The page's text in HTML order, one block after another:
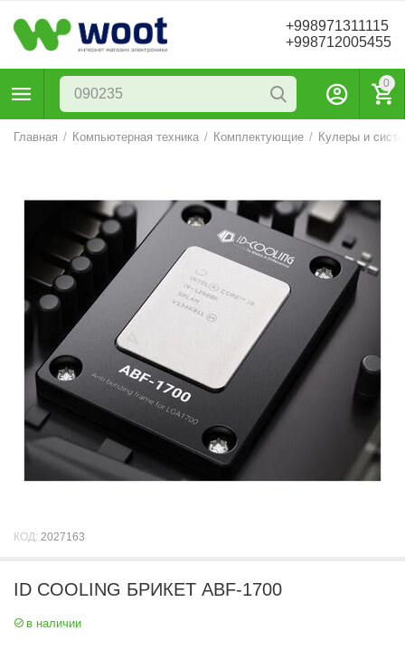
+998971311115
+998712005455
0
Главная / Компьютерная техника / Комплектующие / Кулеры и
КОД: 2027163
ID COOLING БРИКЕТ ABF-1700
в наличии